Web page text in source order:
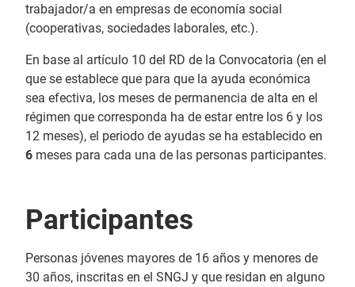
trabajador/a en empresas de economía social
(cooperativas, sociedades laborales, etc.).
En base al artículo 10 del RD de la Convocatoria (en el
que se establece que para que la ayuda económica
sea efectiva, los meses de permanencia de alta en el
régimen que corresponda ha de estar entre los 6 y los
12 meses), el periodo de ayudas se ha establecido en
6 meses para cada una de las personas participantes.
Participantes
Personas jóvenes mayores de 16 años y menores de
30 años, inscritas en el SNGJ y que residan en alguno